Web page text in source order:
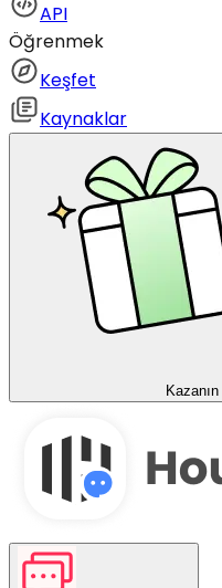
API
Öğrenmek
Keşfet
Kaynaklar
Kazanın